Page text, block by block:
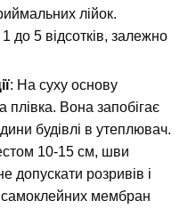
лійок.
до 5 відсотків, залежно
: На суху основу
плівка. Вона запобігає
будівлі в утеплювач.
10-15 см, шви
допускати розривів і
самоклейних мембран